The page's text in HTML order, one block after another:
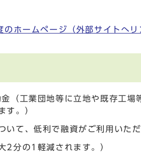
ホームページ（外部サイトへリ
（工業団地等に立地や既存工場
す。）
て、低利で融資がご利用いただ
2分の1軽減されます。）